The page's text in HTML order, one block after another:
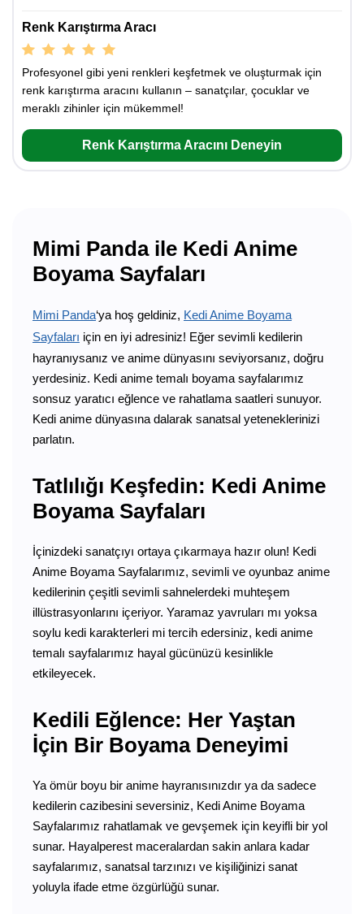
Renk Karıştırma Aracı
Profesyonel gibi yeni renkleri keşfetmek ve oluşturmak için
renk karıştırma aracını kullanın – sanatçılar, çocuklar ve
meraklı zihinler için mükemmel!
Renk Karıştırma Aracını Deneyin
Mimi Panda ile Kedi Anime
Boyama Sayfaları
Mimi Panda‘ya hoş geldiniz, Kedi Anime Boyama
Sayfaları için en iyi adresiniz! Eğer sevimli kedilerin
hayranıysanız ve anime dünyasını seviyorsanız, doğru
yerdesiniz. Kedi anime temalı boyama sayfalarımız
sonsuz yaratıcı eğlence ve rahatlama saatleri sunuyor.
Kedi anime dünyasına dalarak sanatsal yeteneklerinizi
parlatın.
Tatlılığı Keşfedin: Kedi Anime
Boyama Sayfaları
İçinizdeki sanatçıyı ortaya çıkarmaya hazır olun! Kedi
Anime Boyama Sayfalarımız, sevimli ve oyunbaz anime
kedilerinin çeşitli sevimli sahnelerdeki muhteşem
illüstrasyonlarını içeriyor. Yaramaz yavruları mı yoksa
soylu kedi karakterleri mi tercih edersiniz, kedi anime
temalı sayfalarımız hayal gücünüzü kesinlikle
etkileyecek.
Kedili Eğlence: Her Yaştan
İçin Bir Boyama Deneyimi
Ya ömür boyu bir anime hayranısınızdır ya da sadece
kedilerin cazibesini seversiniz, Kedi Anime Boyama
Sayfalarımız rahatlamak ve gevşemek için keyifli bir yol
sunar. Hayalperest maceralardan sakin anlara kadar
sayfalarımız, sanatsal tarzınızı ve kişiliğinizi sanat
yoluyla ifade etme özgürlüğü sunar.